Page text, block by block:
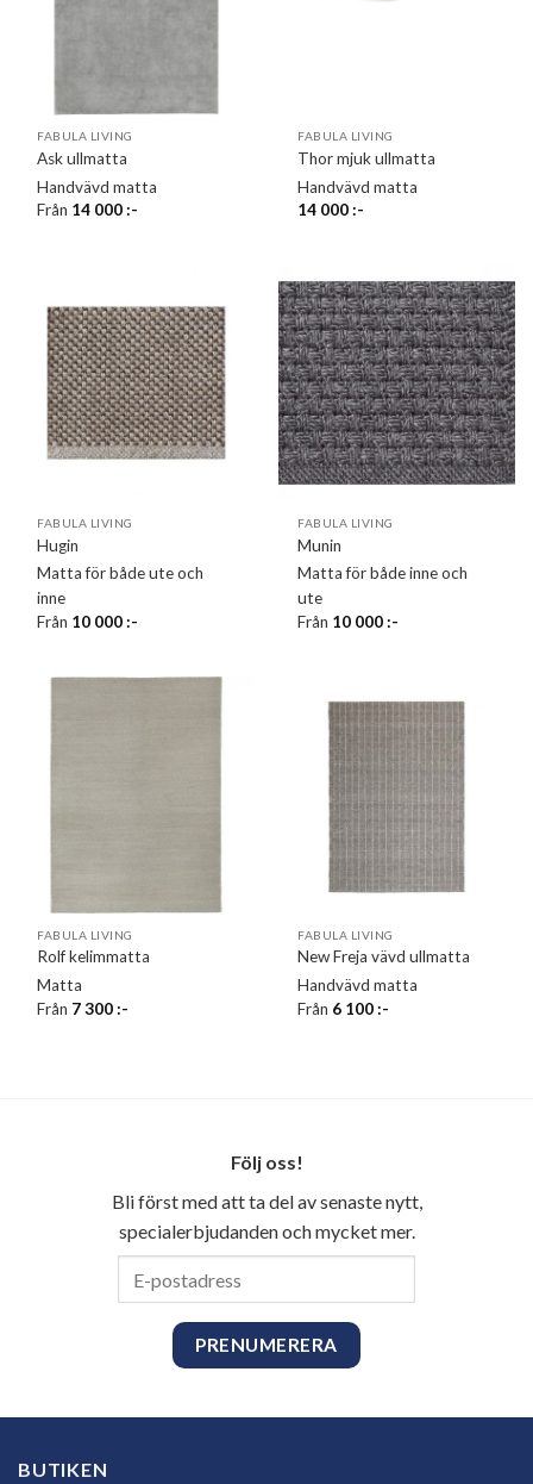
FABULA LIVING
Ask ullmatta
Handvävd matta
Från 14 000:-
FABULA LIVING
Thor mjuk ullmatta
Handvävd matta
14 000:-
FABULA LIVING
Hugin
Matta för både ute och
inne
Från 10 000:-
FABULA LIVING
Munin
Matta för både inne och
ute
Från 10 000:-
FABULA LIVING
Rolf kelimmatta
Matta
Från 7 300:-
FABULA LIVING
New Freja vävd ullmatta
Handvävd matta
Från 6 100:-
Följ oss!
Bli först med att ta del av senaste nytt,
specialerbjudanden och mycket mer.
BUTIKEN